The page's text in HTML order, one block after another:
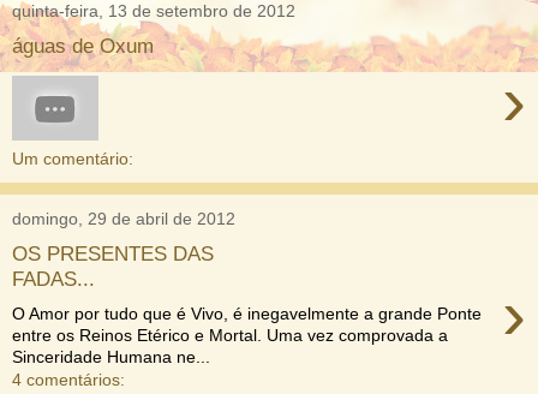
quinta-feira, 13 de setembro de 2012
águas de Oxum
›
Um comentário:
domingo, 29 de abril de 2012
OS PRESENTES DAS
FADAS...
›
O Amor por tudo que é Vivo, é inegavelmente a grande Ponte
entre os Reinos Etérico e Mortal. Uma vez comprovada a
Sinceridade Humana ne...
4 comentários: